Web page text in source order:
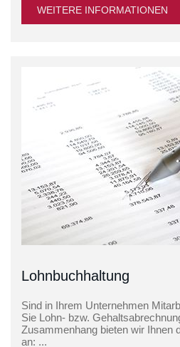
WEITERE INFORMATIONEN
Lohnbuchhaltung
Sind in Ihrem Unternehmen
Sie Lohn- bzw.
Zusammenhang bieten wir Ihnen
an: ...